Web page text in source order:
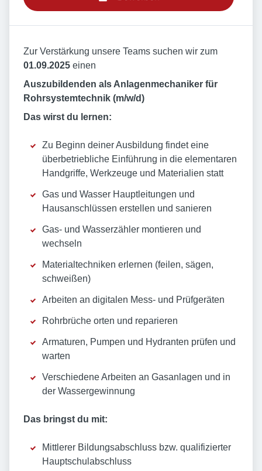
Zur Verstärkung unsere Teams suchen wir zum
01.09.2025 einen
Auszubildenden als Anlagenmechaniker für
Rohrsystemtechnik (m/w/d)
Das wirst du lernen:
Zu Beginn deiner Ausbildung findet eine
überbetriebliche Einführung in die elementaren
Handgriffe, Werkzeuge und Materialien statt
Gas und Wasser Hauptleitungen und
Hausanschlüssen erstellen und sanieren
Gas- und Wasserzähler montieren und
wechseln
Materialtechniken erlernen (feilen, sägen,
schweißen)
Arbeiten an digitalen Mess- und Prüfgeräten
Rohrbrüche orten und reparieren
Armaturen, Pumpen und Hydranten prüfen und
warten
Verschiedene Arbeiten an Gasanlagen und in
der Wassergewinnung
Das bringst du mit:
Mittlerer Bildungsabschluss bzw. qualifizierter
Hauptschulabschluss